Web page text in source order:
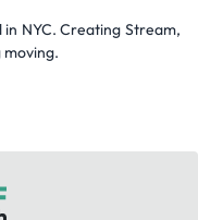
NYC. Creating Stream,